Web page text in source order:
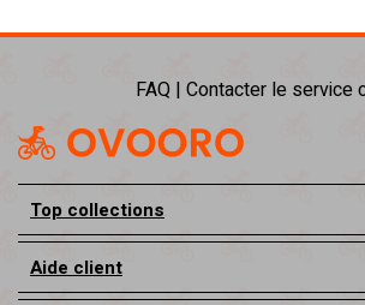
FAQ | Contacter le service
Top collections
Aide client